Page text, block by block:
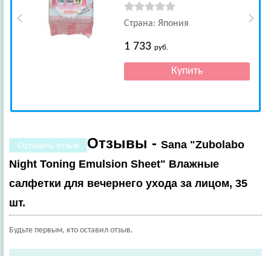
Страна: Япония
1 733руб.
Оставить отзыв Отзывы - Sana "Zubolabo
Night Toning Emulsion Sheet" Влажные
салфетки для вечернего ухода за лицом, 35
шт.
Будьте первым, кто оставил отзыв.